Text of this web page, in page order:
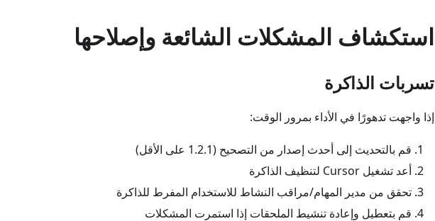
استكشاف المشكلات الشائعة وإصلاحها
تسربات الذاكرة
إذا واجهت تدهورًا في الأداء بمرور الوقت:
قم بالتحديث إلى أحدث إصدار من التصحيح (1.2.1 على الأقل)
أعد تشغيل Cursor لتنظيف الذاكرة
تحقق من مدير المهام/مراقب النشاط للاستخدام المفرط للذاكرة
قم بتعطيل وإعادة تنشيط الملحقات إذا استمرت المشكلات